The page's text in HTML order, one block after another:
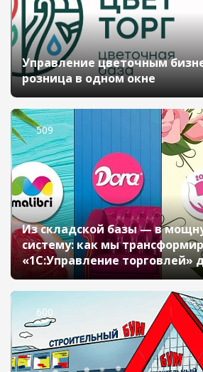
Управление цветочным
розница в одном окне
509
Из складской базы — в
систему: как мы
«1С:Управление торговлей»
международной логистикой
600